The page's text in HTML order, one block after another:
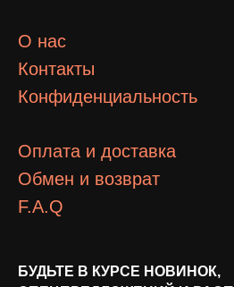
О нас
Контакты
Конфиденциальность
Оплата и доставка
Обмен и возврат
F.A.Q
БУДЬТЕ В КУРСЕ НОВИНОК,